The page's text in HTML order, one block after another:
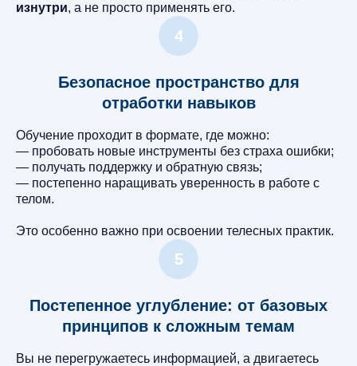
изнутри, а не просто применять его.
Безопасное пространство для
отработки навыков
Обучение проходит в формате, где можно:
— пробовать новые инструменты без страха ошибки;
— получать поддержку и обратную связь;
— постепенно наращивать уверенность в работе с
телом.
Это особенно важно при освоении телесных практик.
Постепенное углубление: от базовых
принципов к сложным темам
Вы не перегружаетесь информацией, а двигаетесь